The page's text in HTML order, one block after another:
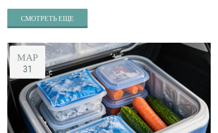
СМОТРЕТЬ ЕЩЕ
МАР
31